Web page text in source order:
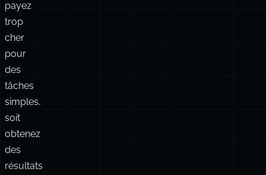
payez
trop
cher
pour
des
tâches
simples,
soit
obtenez
des
résultats